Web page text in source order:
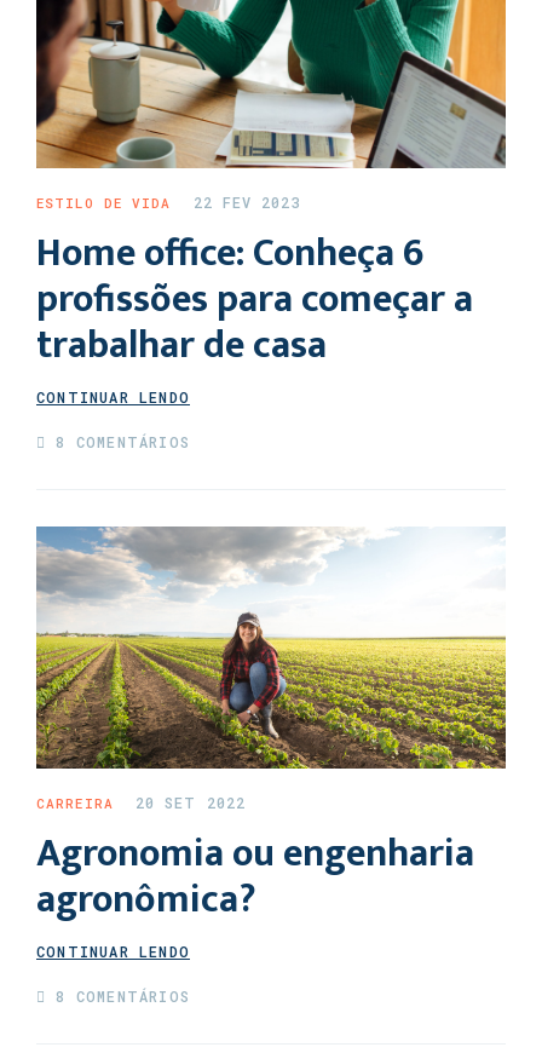
ESTILO DE VIDA 22 FEV 2023
Home office: Conheça 6
profissões para começar a
trabalhar de casa
CONTINUAR LENDO
8 COMENTÁRIOS
CARREIRA 20 SET 2022
Agronomia ou engenharia
agronômica?
CONTINUAR LENDO
8 COMENTÁRIOS